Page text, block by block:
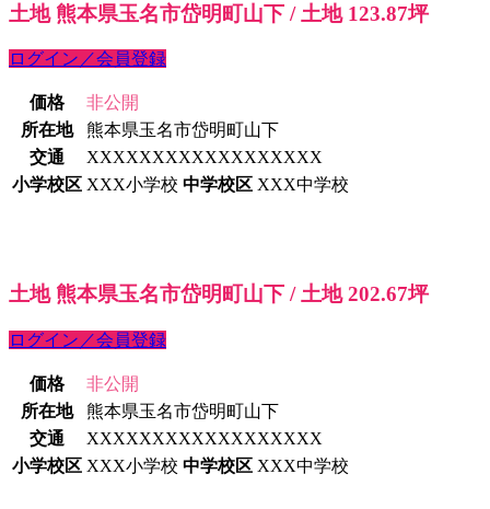
土地 熊本県玉名市岱明町山下 / 土地 123.87坪
ログイン／会員登録
価格
非公開
所在地
熊本県玉名市岱明町山下
交通
XXXXXXXXXXXXXXXXXX
小学校区 XXX小学校 中学校区 XXX中学校
土地 熊本県玉名市岱明町山下 / 土地 202.67坪
ログイン／会員登録
価格
非公開
所在地
熊本県玉名市岱明町山下
交通
XXXXXXXXXXXXXXXXXX
小学校区 XXX小学校 中学校区 XXX中学校